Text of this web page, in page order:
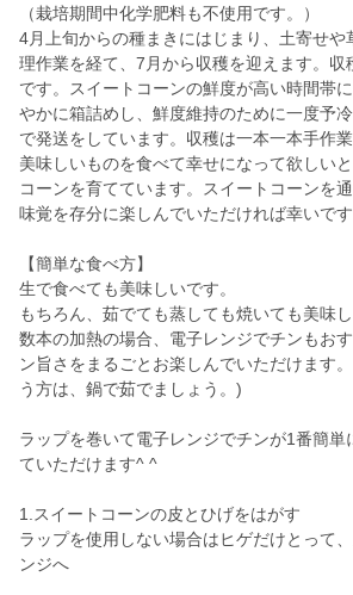
（栽培期間中化学肥料も不使用です。）
4月上旬からの種まきにはじまり、土寄せや
理作業を経て、7月から収穫を迎えます。収
です。スイートコーンの鮮度が高い時間帯
やかに箱詰めし、鮮度維持のために一度予
で発送をしています。収穫は一本一本手作業
美味しいものを食べて幸せになって欲しい
コーンを育てています。スイートコーンを
味覚を存分に楽しんでいただければ幸いです
【簡単な食べ方】
生で食べても美味しいです。
もちろん、茹でても蒸しても焼いても美味し
数本の加熱の場合、電子レンジでチンもお
ン旨さをまるごとお楽しんでいただけます
う方は、鍋で茹でましょう。)
ラップを巻いて電子レンジでチンが1番簡単
ていただけます^ ^
1.スイートコーンの皮とひげをはがす
ラップを使用しない場合はヒゲだけとって
ンジへ